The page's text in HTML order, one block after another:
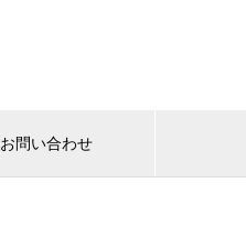
お問い合わせ